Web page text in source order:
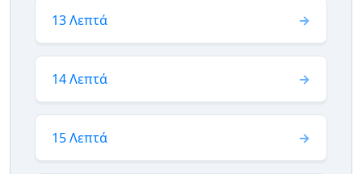
13 Λεπτά
14 Λεπτά
15 Λεπτά